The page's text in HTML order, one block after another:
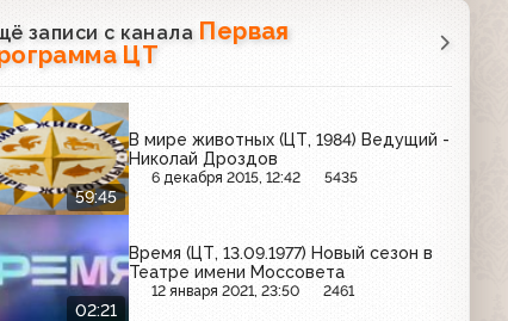
записи с канала Первая
ЦТ
59:45
В мире животных (ЦТ, 1984) Ведущий -
Николай Дроздов
6 декабря 2015, 12:42 5435
02:21
Время (ЦТ, 13.09.1977) Новый сезон в
Театре имени Моссовета
12 января 2021, 23:50 2461